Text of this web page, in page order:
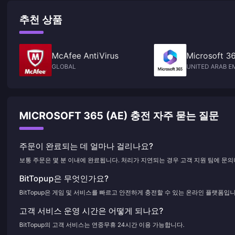
추천 상품
McAfee AntiVirus
GLOBAL
Microsoft
UNITED ARAB
MICROSOFT 365 (AE) 충전 자주 묻는 질문
주문이 완료되는 데 얼마나 걸리나요?
보통 주문은 몇 분 이내에 완료됩니다. 처리가 지연되는 경우 고객 지원 팀에 문
BitTopup은 무엇인가요?
BitTopup은 게임 및 서비스를 빠르고 안전하게 충전할 수 있는 온라인 플랫폼입
고객 서비스 운영 시간은 어떻게 되나요?
BitTopup의 고객 서비스는 연중무휴 24시간 이용 가능합니다.